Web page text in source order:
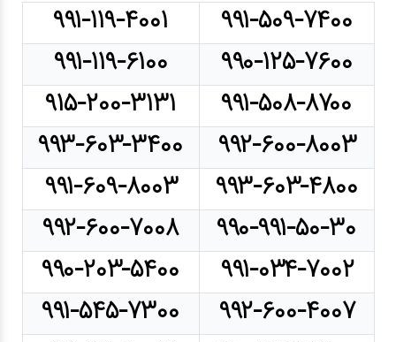
۹۹۱-۵۰۹-۷۴۰۰
۹۹۱-۱۱۹-۴۰۰۱
۹۹۰-۱۲۵-۷۶۰۰
۹۹۱-۱۱۹-۶۱۰۰
۹۹۱-۵۰۸-۸۷۰۰
۹۱۵-۲۰۰-۳۱۳۱
۹۹۲-۶۰۰-۸۰۰۳
۹۹۳-۶۰۳-۳۴۰۰
۹۹۳-۶۰۳-۴۸۰۰
۹۹۱-۶۰۹-۸۰۰۳
۹۹۰-۹۹۱-۵۰-۳۰
۹۹۲-۶۰۰-۷۰۰۸
۹۹۱-۰۳۴-۷۰۰۲
۹۹۰-۲۰۳-۵۴۰۰
۹۹۲-۶۰۰-۴۰۰۷
۹۹۱-۵۴۵-۷۳۰۰